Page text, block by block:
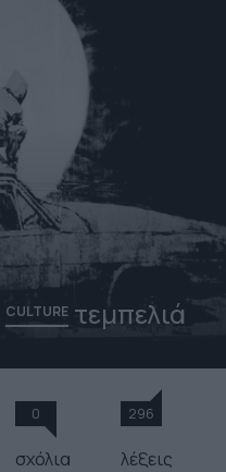
CULTUREτεμπελιά
0
σχόλια
296
λέξεις